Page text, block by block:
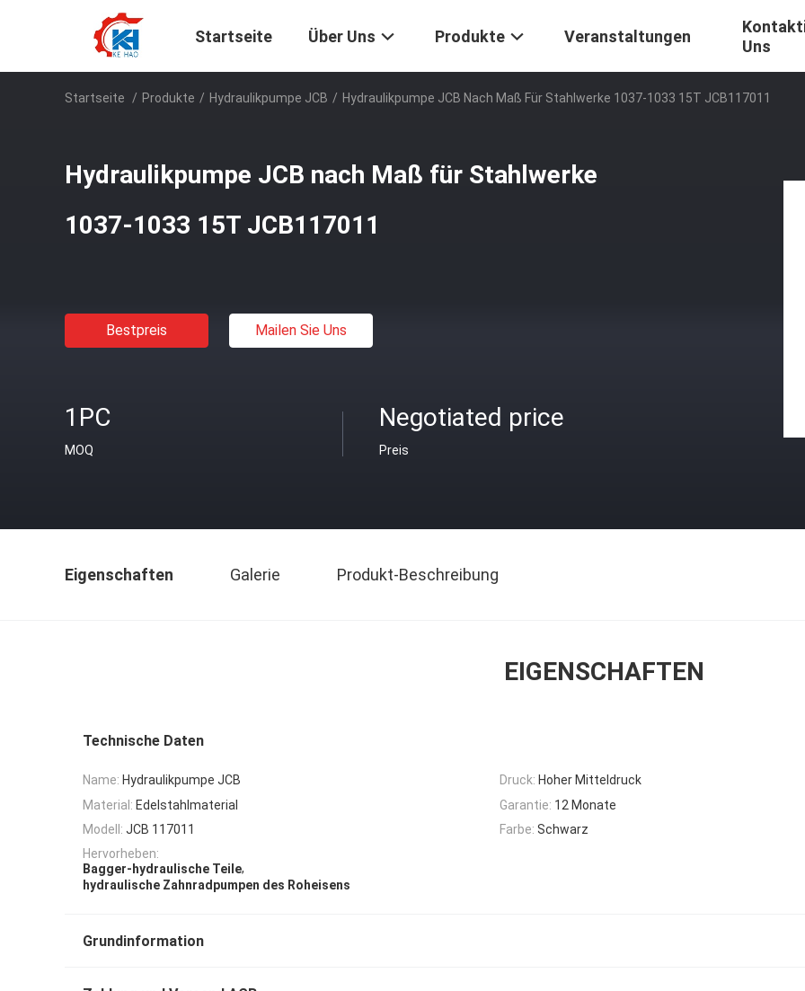
Startseite Über Uns Produkte Veranstaltungen
Uns
Startseite / Produkte / Hydraulikpumpe JCB / Hydraulikpumpe JCB Nach Maß Für Stahlwerke 1037-1033 15T JCB117011
Hydraulikpumpe JCB nach Maß für Stahlwerke
1037-1033 15T JCB117011
Bestpreis Mailen Sie Uns
1PC
MOQ
Negotiated price
Preis
Eigenschaften Galerie Produkt-Beschreibung
EIGENSCHAFTEN
Technische Daten
Name: Hydraulikpumpe JCB Druck: Hoher Mitteldruck
Material: Edelstahlmaterial Garantie: 12 Monate
Modell: JCB 117011 Farbe: Schwarz
Hervorheben:
Bagger-hydraulische Teile,
hydraulische Zahnradpumpen des Roheisens
Grundinformation